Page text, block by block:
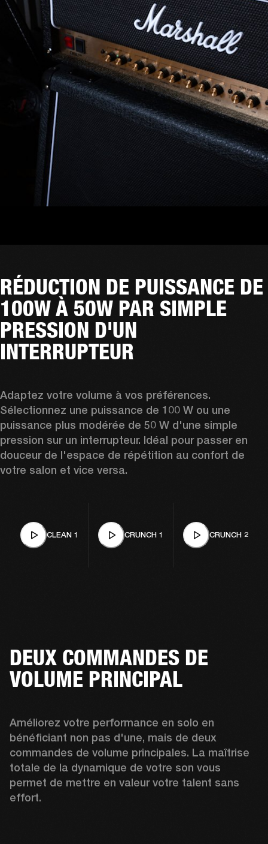
RÉDUCTION DE PUISSANCE DE
100W À 50W PAR SIMPLE
PRESSION D'UN
INTERRUPTEUR
Adaptez votre volume à vos préférences.
Sélectionnez une puissance de 100 W ou une
puissance plus modérée de 50 W d'une simple
pression sur un interrupteur. Idéal pour passer en
douceur de l'espace de répétition au confort de
votre salon et vice versa.
CLEAN 1 CRUNCH 1 CRUNCH 2
DEUX COMMANDES DE
VOLUME PRINCIPAL
Améliorez votre performance en solo en
bénéficiant non pas d'une, mais de deux
commandes de volume principales. La maîtrise
totale de la dynamique de votre son vous
permet de mettre en valeur votre talent sans
effort.